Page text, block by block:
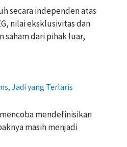
secara independen atas
nilai eksklusivitas dan
saham dari pihak luar,
Jadi yang Terlaris
mendefinisikan
masih menjadi